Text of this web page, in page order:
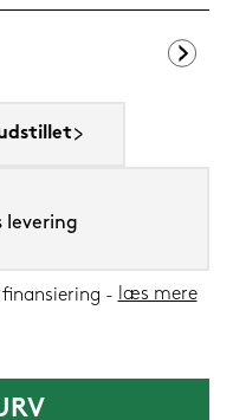
levering
læs mere